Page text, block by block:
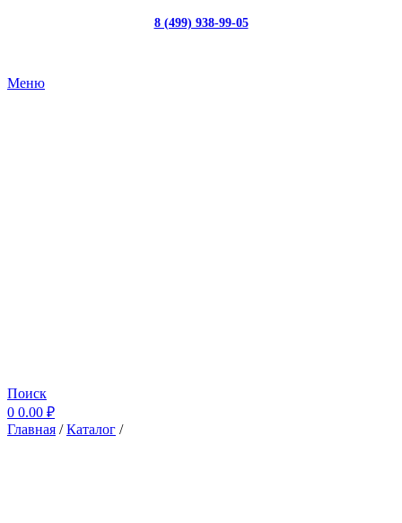
8 (499) 938-99-05
Меню
Поиск
0 0.00 ₽
Главная /Каталог /